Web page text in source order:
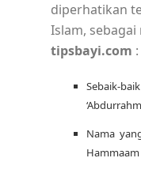
diperhatikan
Islam,
tipsbayi.com :
Sebaik-
Nama